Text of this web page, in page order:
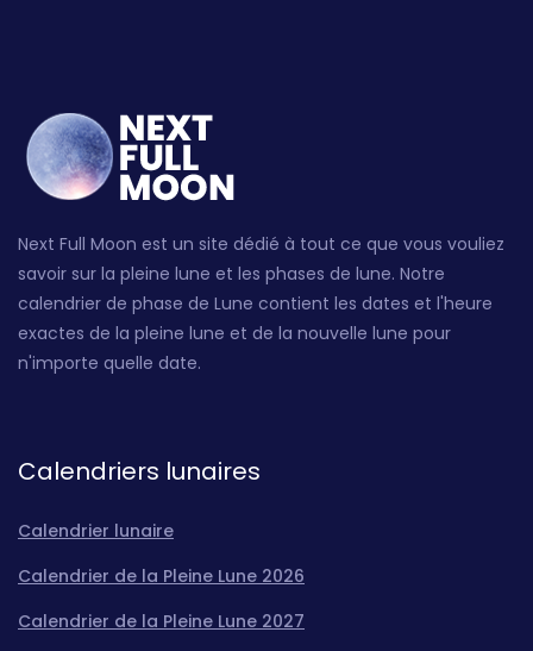
Next Full Moon est un site dédié à tout ce que vous vouliez
savoir sur la pleine lune et les phases de lune. Notre
calendrier de phase de Lune contient les dates et l'heure
exactes de la pleine lune et de la nouvelle lune pour
n'importe quelle date.
Calendriers lunaires
Calendrier lunaire
Calendrier de la Pleine Lune 2026
Calendrier de la Pleine Lune 2027